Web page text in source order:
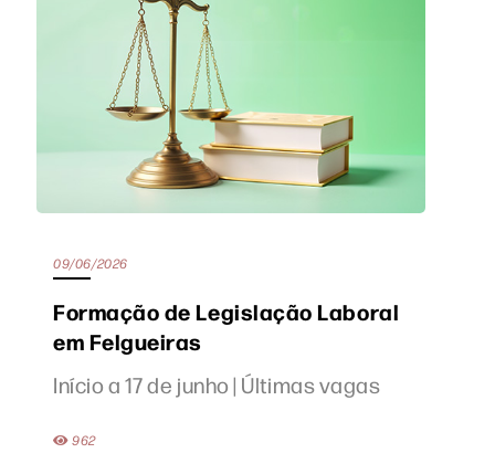
09/06/2026
Formação de Legislação Laboral
em Felgueiras
Início a 17 de junho | Últimas vagas
962